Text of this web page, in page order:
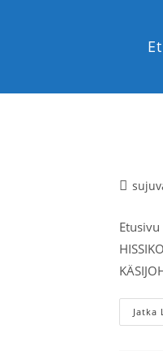
Jatka